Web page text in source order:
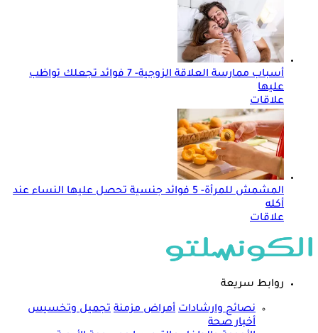
أسباب ممارسة العلاقة الزوجية- 7 فوائد تجعلك تواظب
عليها
علاقات
المشمش للمرأة- 5 فوائد جنسية تحصل عليها النساء عند
أكله
علاقات
روابط سريعة
نصائح وارشادات أمراض مزمنة تجميل وتخسيس
أخبار صحة